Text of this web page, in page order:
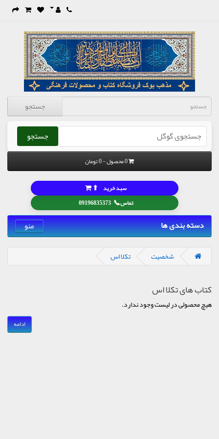
جستجو
جستجو
0 محصول - 0 تومان
تماس📞
09196835373
سبد خرید ⬆
دسته بندی ها منو
شخصیت تکلا اس
کتاب های تکلا اس
هیچ محصولی در لیست وجود ندارد.
ادامه